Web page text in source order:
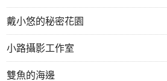
戴小悠的秘密花園
小路攝影工作室
雙魚的海邊